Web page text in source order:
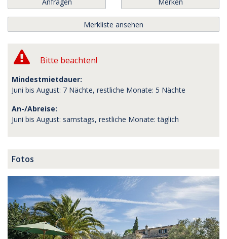
Merkliste ansehen
Bitte beachten!
Mindestmietdauer:
Juni bis August: 7 Nächte, restliche Monate: 5 Nächte
An-/Abreise:
Juni bis August: samstags, restliche Monate: täglich
Fotos